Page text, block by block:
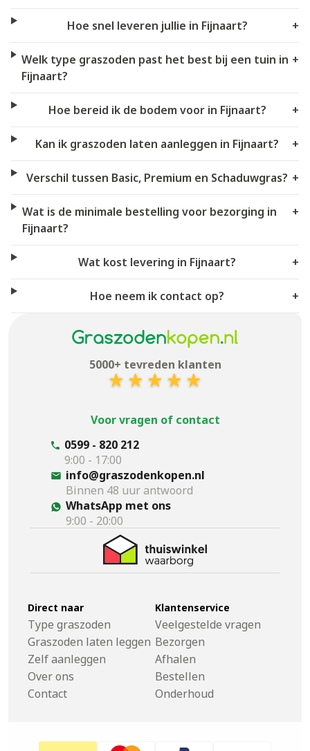
Hoe snel leveren jullie in Fijnaart? +
Welk type graszoden past het best bij een tuin in
Fijnaart?
+
Hoe bereid ik de bodem voor in Fijnaart? +
Kan ik graszoden laten aanleggen in Fijnaart? +
Verschil tussen Basic, Premium en Schaduwgras? +
Wat is de minimale bestelling voor bezorging in
Fijnaart?
+
Wat kost levering in Fijnaart? +
Hoe neem ik contact op? +
5000+ tevreden klanten
Voor vragen of contact
0599 - 820 212
9:00 - 17:00
info@graszodenkopen.nl
Binnen 48 uur antwoord
WhatsApp met ons
9:00 - 20:00
Direct naar
Type graszoden
Graszoden laten leggen
Zelf aanleggen
Over ons
Contact
Klantenservice
Veelgestelde vragen
Bezorgen
Afhalen
Bestellen
Onderhoud